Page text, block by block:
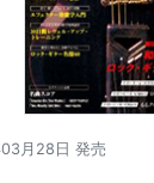
月28日 発売